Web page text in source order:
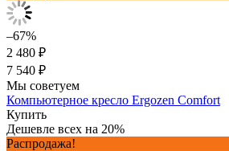
–67%
2 480 ₽
7 540 ₽
Мы советуем
Компьютерное кресло Ergozen Comfort
Купить
Дешевле всех на 20%
Распродажа!